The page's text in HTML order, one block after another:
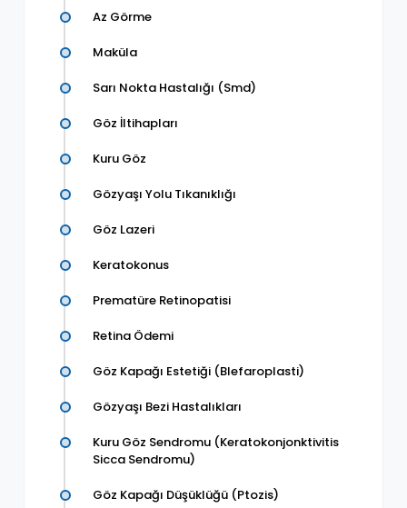
Az Görme
Maküla
Sarı Nokta Hastalığı (Smd)
Göz İltihapları
Kuru Göz
Gözyaşı Yolu Tıkanıklığı
Göz Lazeri
Keratokonus
Prematüre Retinopatisi
Retina Ödemi
Göz Kapağı Estetiği (Blefaroplasti)
Gözyaşı Bezi Hastalıkları
Kuru Göz Sendromu (Keratokonjonktivitis
Sicca Sendromu)
Göz Kapağı Düşüklüğü (Ptozis)